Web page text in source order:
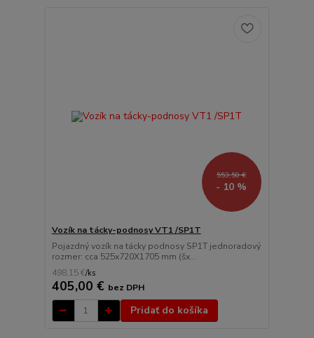
553,50 €
- 10 %
Vozík na tácky-podnosy VT1 /SP1T
Pojazdný vozík na tácky podnosy SP1T jednoradový
rozmer: cca 525x720X1705 mm (šx...
498,15 €/ks
405,00 € bez DPH
Pridať do košíka